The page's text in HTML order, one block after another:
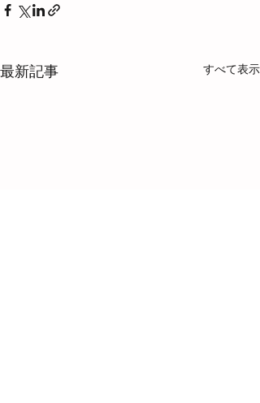
最新記事 すべて表示